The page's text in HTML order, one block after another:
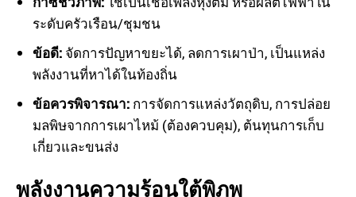
ระดับครัวเรือน/ชุมชน
ข้อดี: จัดการปัญหาขยะได้, ลดการเผาป่า, เป็นแหล่ง
พลังงานที่หาได้ในท้องถิ่น
ข้อควรพิจารณา: การจัดการแหล่งวัตถุดิบ, การปล่อย
มลพิษจากการเผาไหม้ (ต้องควบคุม), ต้นทุนการเก็บ
เกี่ยวและขนส่ง
พลังงานความร้อนใต้พิภพ